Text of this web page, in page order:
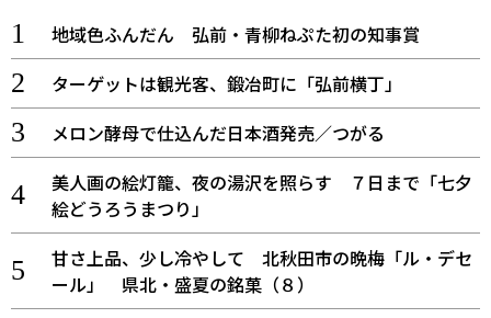
地域色ふんだん 弘前・青柳ねぷた初の知事賞
ターゲットは観光客、鍛冶町に「弘前横丁」
メロン酵母で仕込んだ日本酒発売／つがる
美人画の絵灯籠、夜の湯沢を照らす ７日まで「七夕
絵どうろうまつり」
甘さ上品、少し冷やして 北秋田市の晩梅「ル・デセ
ール」 県北・盛夏の銘菓（８）